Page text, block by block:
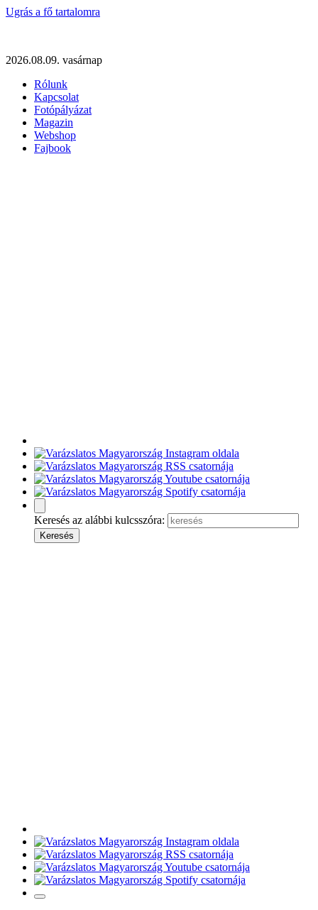
Ugrás a fő tartalomra
2026.08.09. vasárnap
Rólunk
Kapcsolat
Fotópályázat
Magazin
Webshop
Fajbook
Keresés az alábbi kulcsszóra: